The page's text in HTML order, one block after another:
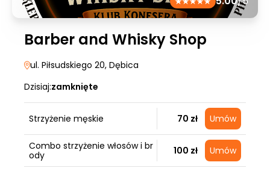
Barber and Whisky Shop
ul. Piłsudskiego 20, Dębica
Dzisiaj:zamknięte
Strzyżenie męskie 70 zł Umów
Combo strzyżenie włosów i br
ody
100 zł Umów